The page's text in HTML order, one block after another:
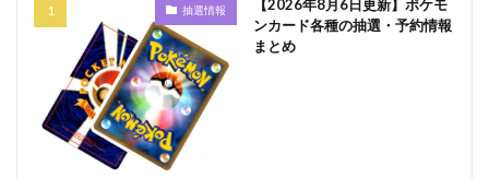
抽選情報
【2026年8月6日更新】ポケモ
ンカード各種の抽選・予約情報
まとめ